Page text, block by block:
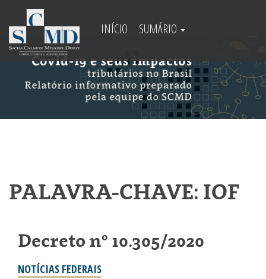
INÍCIO SUMÁRIO
PALAVRA-CHAVE: IOF
Decreto nº 10.305/2020
NOTÍCIAS FEDERAIS